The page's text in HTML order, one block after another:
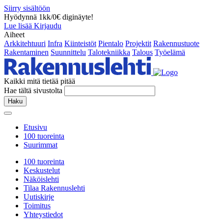
Siirry sisältöön
Hyödynnä 1kk/0€ diginäyte!
Lue lisää Kirjaudu
Aiheet
Arkkitehtuuri Infra Kiinteistöt Pientalo Projektit Rakennustuote
Rakentaminen Suunnittelu Talotekniikka Talous Työelämä
Kaikki mitä tietää pitää
Hae tältä sivustolta
Haku
Etusivu
100 tuoreinta
Suurimmat
100 tuoreinta
Keskustelut
Näköislehti
Tilaa Rakennuslehti
Uutiskirje
Toimitus
Yhteystiedot